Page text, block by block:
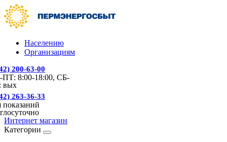
Населению
Организациям
200-63-00
8:00-18:00, СБ-
вых
263-36-33
показаний
Интернет магазин
Категории